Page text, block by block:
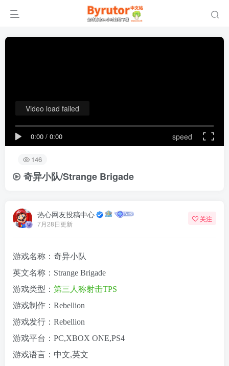
0:00 / 0:00 speed
Video load failed
146
奇异小队/Strange Brigade
热心网友投稿中心
7月28日更新
关注
游戏名称：奇异小队
英文名称：Strange Brigade
游戏类型： 第三人称射击TPS
游戏制作：Rebellion
游戏发行：Rebellion
游戏平台：PC,XBOX ONE,PS4
游戏语言：中文,英文